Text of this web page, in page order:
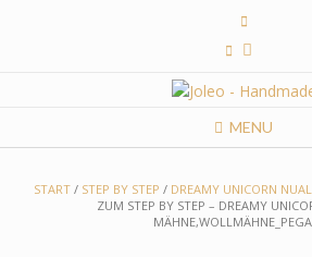
MENU
START/ STEP BY STEP / DREAMY UNICORN
ZUM STEP BY STEP – DREAMY